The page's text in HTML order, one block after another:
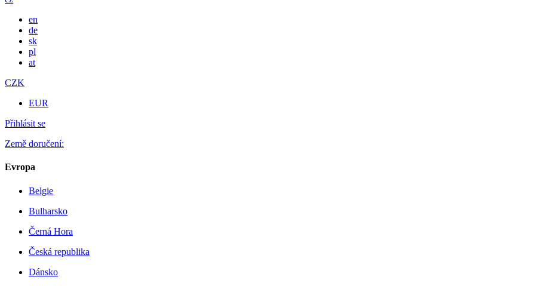
en
de
sk
pl
at
CZK
EUR
Přihlásit se
Země doručení:
Evropa
Belgie
Bulharsko
Černá Hora
Česká republika
Dánsko